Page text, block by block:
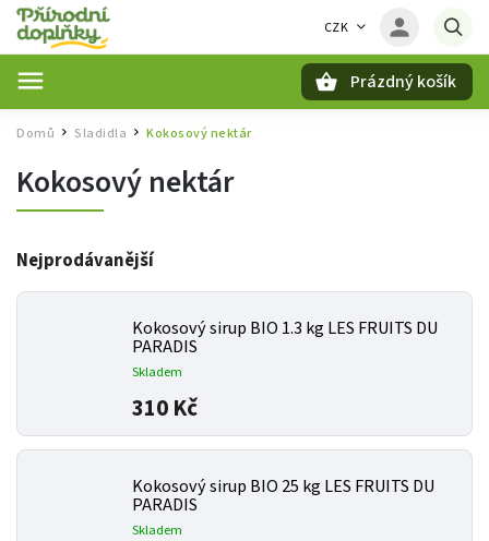
CZK
Prázdný košík
Domů / Sladidla / Kokosový nektár
Kokosový nektár
Nejprodávanější
Kokosový sirup BIO 1.3 kg LES FRUITS DU
PARADIS
Skladem
310 Kč
Kokosový sirup BIO 25 kg LES FRUITS DU
PARADIS
Skladem